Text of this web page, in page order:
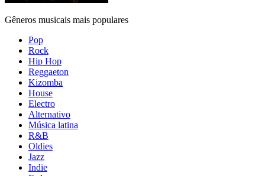
Gêneros musicais mais populares
Pop
Rock
Hip Hop
Reggaeton
Kizomba
House
Electro
Alternativo
Música latina
R&B
Oldies
Jazz
Indie